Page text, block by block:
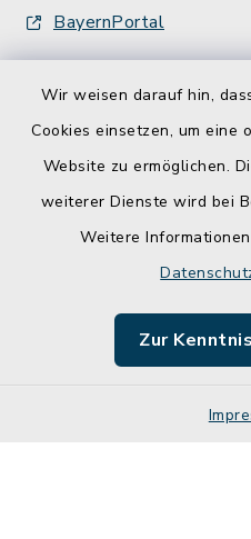
Wir weisen darauf hin,
Cookies einsetzen, um eine
Website zu ermöglichen.
weiterer Dienste wird bei
Weitere
Zur
BayernPortal